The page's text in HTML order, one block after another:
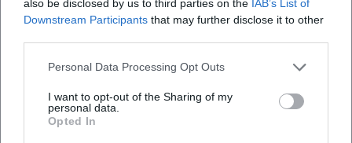
also be disclosed by us to third parties on the IAB’s List of
Downstream Participants that may further disclose it to other
Personal Data Processing Opt Outs
I want to opt-out of the Sharing of my
personal data.
Opted In
Was erwartet mich bei der Veranstaltung?
Ist der Zugang barrierefrei?